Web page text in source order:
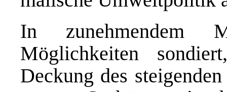
In zunehmendem
Möglichkeiten
Deckung des